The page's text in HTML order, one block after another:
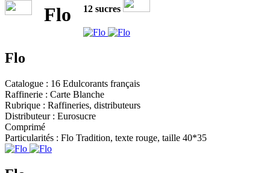
Flo 12 sucres
Flo
Catalogue : 16 Edulcorants français
Raffinerie : Carte Blanche
Rubrique : Raffineries, distributeurs
Distributeur : Eurosucre
Comprimé
Particularités : Flo Tradition, texte rouge, taille 40*35